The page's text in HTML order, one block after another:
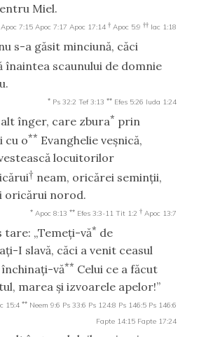
Miel.
Apoc 7:15 Apoc 7:17 Apoc 17:14 † Apoc 5:9 †† Iac 1:18
s-a găsit minciună, căci
înaintea scaunului de domnie
* Ps 32:2 Tef 3:13 ** Efes 5:26 Iuda 1:24
alt înger, care zbura* prin
cu o** Evanghelie veşnică,
locuitorilor
† neam, oricărei seminţii,
oricărui norod.
* Apoc 8:13 ** Efes 3:3-11 Tit 1:2 † Apoc 13:7
tare: „Temeţi-vă* de
I slavă, căci a venit ceasul
închinaţi-vă** Celui ce a făcut
marea şi izvoarele apelor!”
15:4 ** Neem 9:6 Ps 33:6 Ps 124:8 Ps 146:5 Ps 146:6
Fapte 14:15 Fapte 17:24